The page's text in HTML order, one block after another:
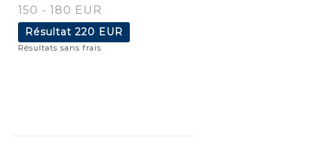
150 - 180 EUR
Résultat 220 EUR
Résultats sans frais